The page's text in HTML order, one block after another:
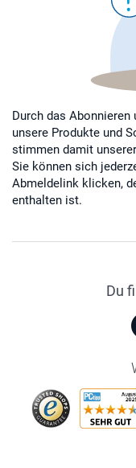
Durch das
unsere Produkte und
stimmen damit unserer
Sie können sich
Abmeldelink klicken,
enthalten ist.
Du